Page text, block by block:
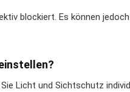
blockiert. Es können
Licht und Sichtschutz